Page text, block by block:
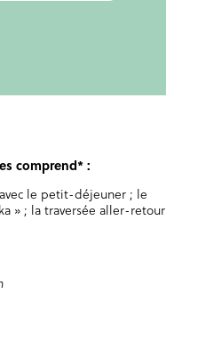
comprend* :
le petit-déjeuner ; le
» ; la traversée aller-retour